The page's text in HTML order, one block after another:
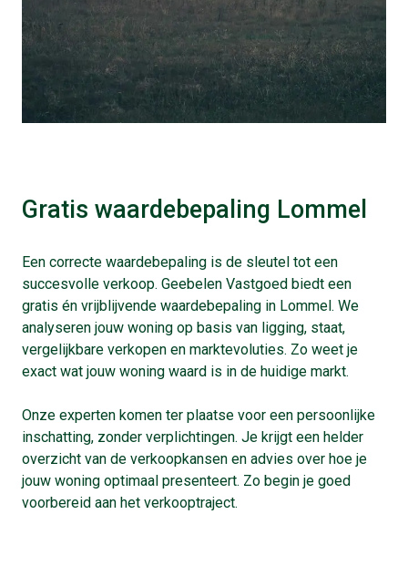
Gratis waardebepaling Lommel
Een correcte waardebepaling is de sleutel tot een
succesvolle verkoop. Geebelen Vastgoed biedt een
gratis én vrijblijvende waardebepaling in Lommel. We
analyseren jouw woning op basis van ligging, staat,
vergelijkbare verkopen en marktevoluties. Zo weet je
exact wat jouw woning waard is in de huidige markt.
Onze experten komen ter plaatse voor een persoonlijke
inschatting, zonder verplichtingen. Je krijgt een helder
overzicht van de verkoopkansen en advies over hoe je
jouw woning optimaal presenteert. Zo begin je goed
voorbereid aan het verkooptraject.